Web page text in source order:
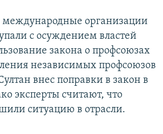
организации
с осуждением властей
закона о профсоюзах
независимых профсоюзов
внес поправки в закон в
эксперты считают, что
ситуацию в отрасли.